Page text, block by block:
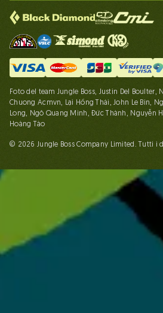
Foto del team Jungle Boss, Justin Del Boulter,
Chuong Acmvn, Lại Hồng Thái, John Le Bin,
Long, Ngô Quang Minh, Đức Thành, Nguyễn
Hoàng Táo
© 2026 Jungle Boss Company Limited. Tutti i